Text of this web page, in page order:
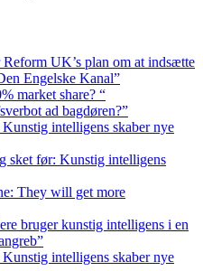
UK’s plan om at indsætte
Engelske Kanal”
market share? “
ad bagdøren?”
intelligens skaber nye
sket før: Kunstig intelligens
They will get more
bruger kunstig intelligens i en
intelligens skaber nye